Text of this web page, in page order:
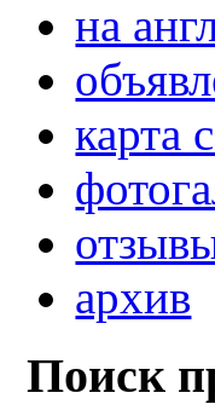
на
карта
архив
Поиск